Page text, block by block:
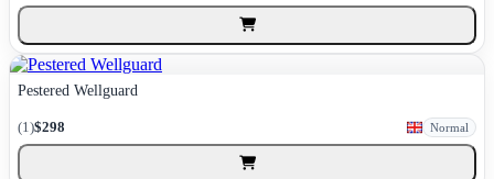
Pestered Wellguard
(1)$298 Normal